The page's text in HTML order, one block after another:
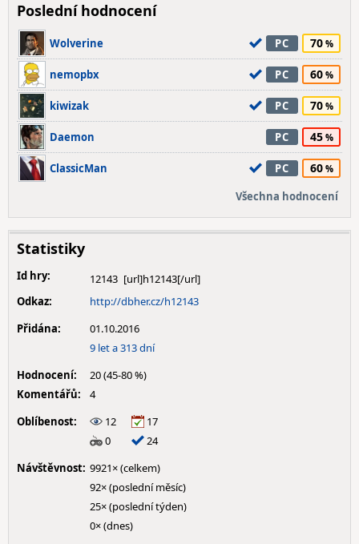
Poslední hodnocení
Wolverine PC 70
nemopbx PC 60
kiwizak PC 70
Daemon PC 45
ClassicMan PC 60
Všechna hodnocení
Statistiky
Id hry:
12143
Odkaz:
http://dbher.cz/h12143
Přidána:
01.10.2016
9 let a 313 dní
Hodnocení:
20 (45-80 %)
Komentářů:
4
Oblíbenost:
12
17
0
24
Návštěvnost: 9921× (celkem)
92× (poslední měsíc)
25× (poslední týden)
0× (dnes)